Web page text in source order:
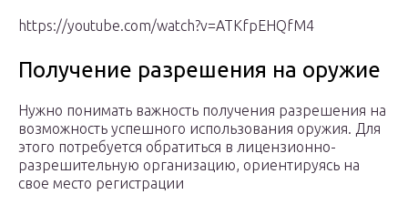
https://youtube.com/watch?v=ATKfpEHQfM4
Получение разрешения на оружие
Нужно понимать важность получения разрешения на
возможность успешного использования оружия. Для
этого потребуется обратиться в лицензионно-
разрешительную организацию, ориентируясь на
свое место регистрации